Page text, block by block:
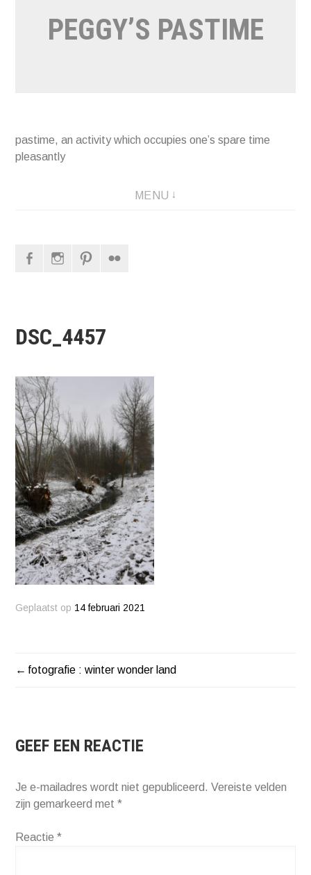
PEGGY’S PASTIME
pastime, an activity which occupies one’s spare time
pleasantly
MENU
FacebookInstagram
DSC_4457
Geplaatst op 14 februari 2021
BERICHT
fotografie : winter wonder land
GEEF EEN REACTIE
Je e-mailadres wordt niet gepubliceerd. Vereiste velden
zijn gemarkeerd met*
Reactie*